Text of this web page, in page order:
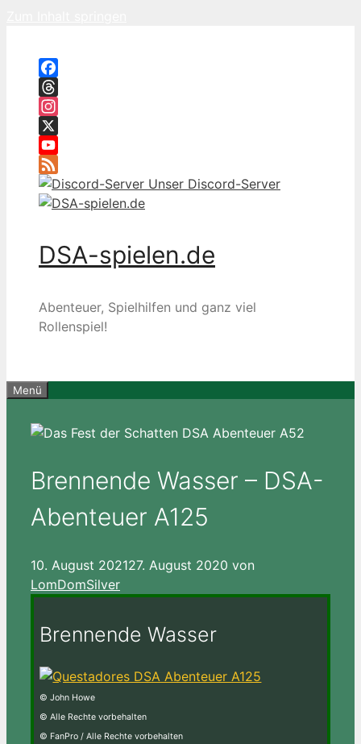
Facebook
Threads
Instagram
X
YouTube
Feed
Unser Discord-Server
DSA-spielen.de
Abenteuer, Spielhilfen und ganz viel
Rollenspiel!
Menü
Brennende Wasser – DSA-
Abenteuer A125
10. August 202127. August 2020 von
LomDomSilver
Brennende Wasser
© John Howe
© Alle Rechte vorbehalten
© FanPro / Alle Rechte vorbehalten